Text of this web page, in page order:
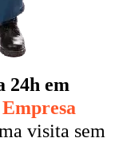
24h em
Empresa
visita sem